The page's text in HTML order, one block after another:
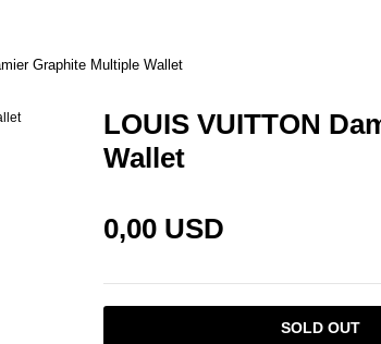
Graphite Multiple Wallet
LOUIS VUITTON
Wallet
0,00 USD
SOLD OUT